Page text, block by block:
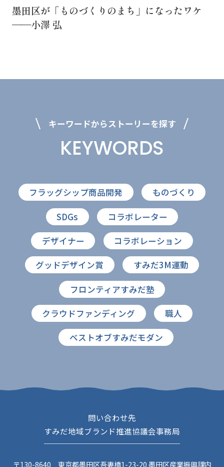
SUSTAINABLE
VISION LEARNING
育成
HISTORY
KEYWORDS
フラッグシップ商品開発 ものづくり
SDGs コラボレーター
デザイナー コラボレーション
グッドデザイン賞 すみだ3M運動
フロンティアすみだ塾
クラウドファンディング 職人
墨田区が「ものづくりのまち」になったワケ
――小澤 弘
キーワードからストーリーを探す
KEYWORDS
フラッグシップ商品開発 ものづくり
SDGs コラボレーター
デザイナー コラボレーション
グッドデザイン賞 すみだ3M運動
フロンティアすみだ塾
クラウドファンディング 職人
ベストオブすみだモダン
問い合わせ先
すみだ地域ブランド推進協議会事務局
〒130-8640 東京都墨田区吾妻橋1-23-20 墨田区産業振興課内